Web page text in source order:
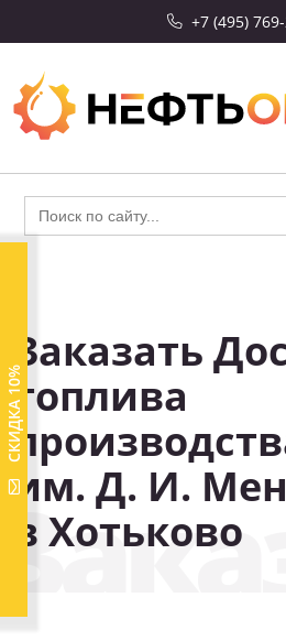
+7 (495)
Search
for:
Заказать
топлива
им. Д. И.
в Хотьково
СКИДКА 10%